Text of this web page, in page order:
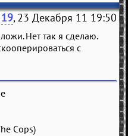
19, 23 Декабря 11 19:50
Нет так я сделаю.
с
Cops)